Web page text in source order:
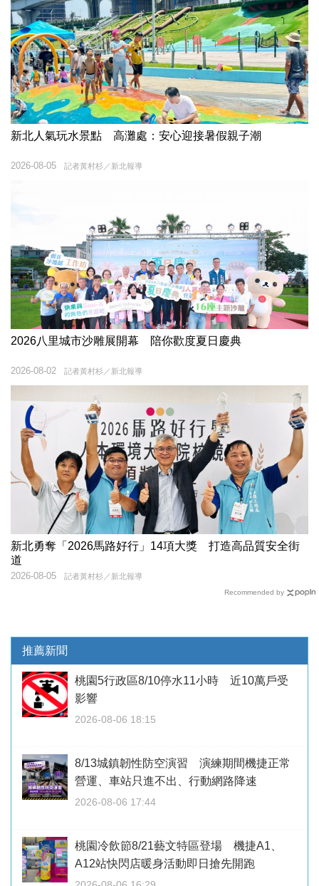
新北人氣玩水景點 高灘處：安心迎接暑假親子潮
記者黃村杉／新北報導
2026-08-05
2026八里城市沙雕展開幕 陪你歡度夏日慶典
記者黃村杉／新北報導
2026-08-02
新北勇奪「2026馬路好行」14項大獎 打造高品質安全街
道
記者黃村杉／新北報導
2026-08-05
Recommended by
推薦新聞
桃園5行政區8/10停水11小時 近10萬戶受
影響
2026-08-06 18:15
8/13城鎮韌性防空演習 演練期間機捷正常
營運、車站只進不出、行動網路降速
2026-08-06 17:44
桃園冷飲節8/21藝文特區登場 機捷A1、
A12站快閃店暖身活動即日搶先開跑